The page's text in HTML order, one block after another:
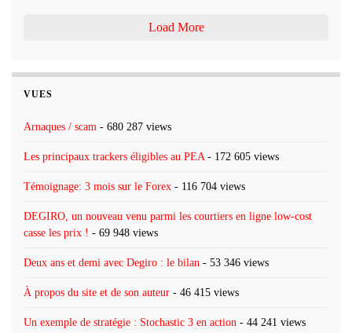
Load More
VUES
Arnaques / scam - 680 287 views
Les principaux trackers éligibles au PEA - 172 605 views
Témoignage: 3 mois sur le Forex - 116 704 views
DEGIRO, un nouveau venu parmi les courtiers en ligne low-cost
casse les prix ! - 69 948 views
Deux ans et demi avec Degiro : le bilan - 53 346 views
À propos du site et de son auteur - 46 415 views
Un exemple de stratégie : Stochastic 3 en action - 44 241 views